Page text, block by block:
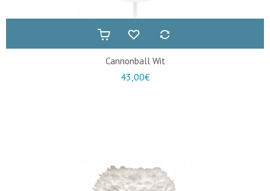
Cannonball Wit
43,00€